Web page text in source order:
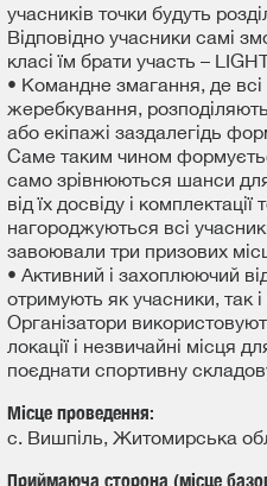
учасників точки будуть
Відповідно учасники самі
класі їм брати участь –
• Командне змагання, де
жеребкування,
або екіпажі заздалегідь
Саме таким чином
само зрівнюються шанси
від їх досвіду і
нагороджуються всі
завоювали три призових
• Активний і захоплюючий
отримують як учасники, так і
Організатори
локації і незвичайні місця
поєднати спортивну
Місце проведення:
с. Вишпіль, Житомирська
Приймаюча сторона (місце